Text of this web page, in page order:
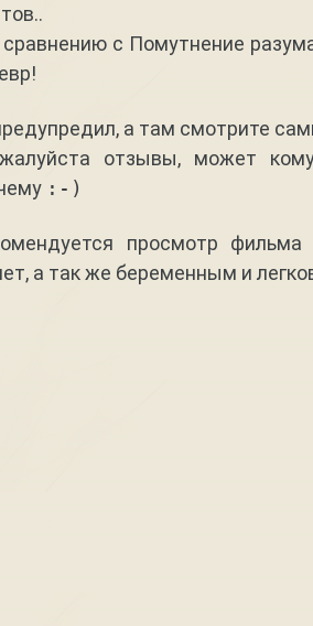
с Помутнение
а там смотрите
отзывы, может
:-)
просмотр
а так же беременным и